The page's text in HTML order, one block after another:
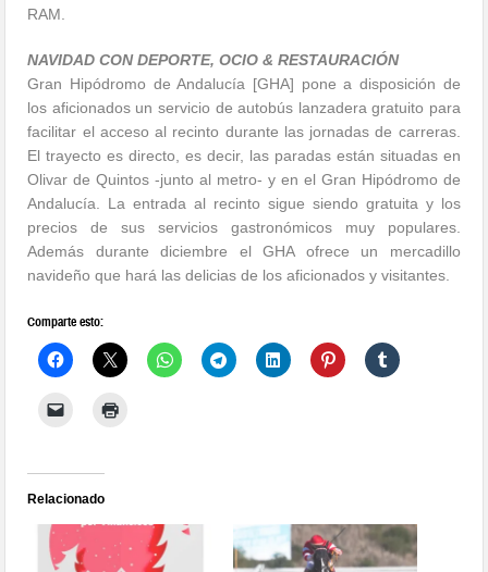
RAM.
NAVIDAD CON DEPORTE, OCIO & RESTAURACIÓN
Gran Hipódromo de Andalucía [GHA] pone a disposición de
los aficionados un servicio de autobús lanzadera gratuito para
facilitar el acceso al recinto durante las jornadas de carreras.
El trayecto es directo, es decir, las paradas están situadas en
Olivar de Quintos -junto al metro- y en el Gran Hipódromo de
Andalucía. La entrada al recinto sigue siendo gratuita y los
precios de sus servicios gastronómicos muy populares.
Además durante diciembre el GHA ofrece un mercadillo
navideño que hará las delicias de los aficionados y visitantes.
Comparte esto:
Relacionado